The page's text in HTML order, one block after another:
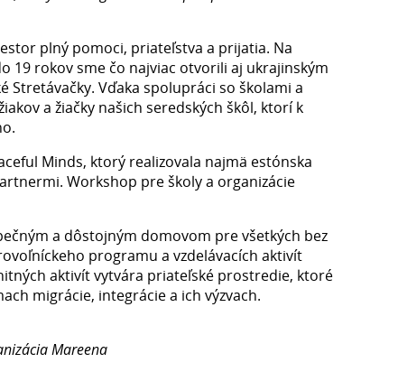
plný pomoci, priateľstva a prijatia. Na
19 rokov sme čo najviac otvorili aj ukrajinským
Vďaka spolupráci so školami a
a žiačky našich seredských škôl, ktorí k
Minds, ktorý realizovala najmä estónska
Workshop pre školy a organizácie
a dôstojným domovom pre všetkých bez
programu a vzdelávacích aktivít
aktivít vytvára priateľské prostredie, ktoré
migrácie, integrácie a ich výzvach.
Mareena